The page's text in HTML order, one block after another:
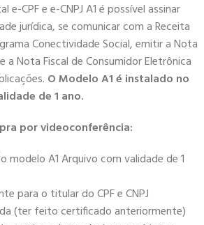
CPF e e-CNPJ A1 é possível assinar
jurídica, se comunicar com a Receita
Conectividade Social, emitir a Nota
a Nota Fiscal de Consumidor Eletrônica
O Modelo A1 é instalado no
de 1 ano.
por videoconferência:
modelo A1 Arquivo com validade de 1
para o titular do CPF e CNPJ
(ter feito certificado anteriormente)